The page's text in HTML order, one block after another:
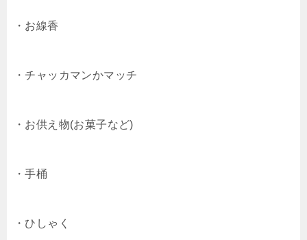
・お線香
・チャッカマンかマッチ
・お供え物(お菓子など)
・手桶
・ひしゃく